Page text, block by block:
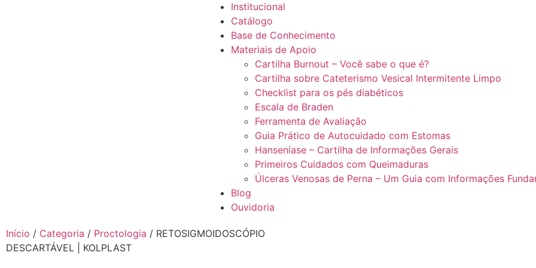
Institucional
Catálogo
Base de Conhecimento
Materiais de Apoio
Cartilha Burnout – Você sabe o que é?
Cartilha sobre Cateterismo Vesical Intermitente Limpo
Checklist para os pés diabéticos
Escala de Braden
Ferramenta de Avaliação
Guia Prático de Autocuidado com Estomas
Hanseníase – Cartilha de Informações Gerais
Primeiros Cuidados com Queimaduras
Úlceras Venosas de Perna – Um Guia com Informações
Blog
Ouvidoria
Início / Categoria / Proctologia / RETOSIGMOIDOSCÓPIO
DESCARTÁVEL | KOLPLAST